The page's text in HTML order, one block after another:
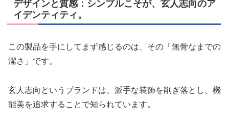
デザインと質感：シンプルこそが、玄人志向のア
イデンティティ。
この製品を手にしてまず感じるのは、その「無骨なまでの
潔さ」です。
玄人志向というブランドは、派手な装飾を削ぎ落とし、機
能美を追求することで知られています。